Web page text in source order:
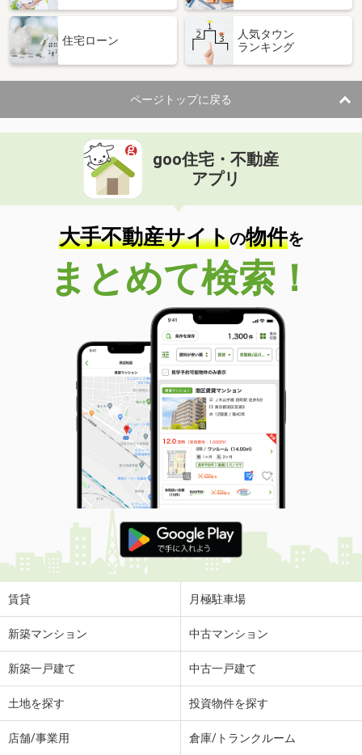
住宅ローン
人気タウン
ランキング
ページトップに戻る
goo住宅・不動産
アプリ
大手不動産サイトの物件を
まとめて検索！
賃貸 月極駐車場
新築マンション 中古マンション
新築一戸建て 中古一戸建て
土地を探す 投資物件を探す
店舗/事業用 倉庫/トランクルーム